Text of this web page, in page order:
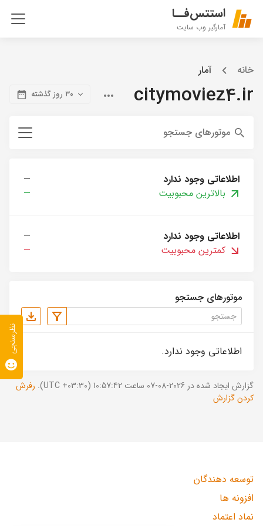
استتس‌فــا
آمارگیر وب سایت
خانه آمار
citymoviez4.ir ۳۰ روز گذشته
موتورهای جستجو
اطلاعاتی وجود ندارد
—
بالاترین محبوبیت
—
اطلاعاتی وجود ندارد
—
کمترین محبوبیت
—
موتورهای جستجو
اطلاعاتی وجود ندارد.
گزارش ایجاد شده در 2026-08-07 ساعت 10:57:42 (UTC +03:30).
رفرش
کردن گزارش
توسعه دهندگان
افزونه ها
نماد اعتماد
نظرسنجی